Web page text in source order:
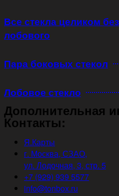
Все стекла целиком без
лобового
Пара боковых стекол
Лобовое стекло
Дополнительная
Контакты:
Я.Карты
г. Москва, СЗАО,
ул. Лодочная, 3, стр. 5
+7 (929) 939 5577
info@tonbox.ru